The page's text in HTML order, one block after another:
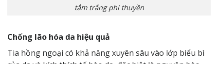
tắm trắng phi thuyền
Chống lão hóa da hiệu quả
Tia hồng ngoại có khả năng xuyên sâu vào lớp biểu bì